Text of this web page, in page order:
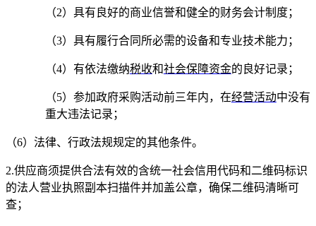
（2）具有良好的商业信誉和健全的财务会计制度；
（3）具有履行合同所必需的设备和专业技术能力；
（4）有依法缴纳税收和社会保障资金的良好记录；
（5）参加政府采购活动前三年内，在经营活动中没有
重大违法记录；
（6）法律、行政法规规定的其他条件。
2.供应商须提供合法有效的含统一社会信用代码和二维码标识
的法人营业执照副本扫描件并加盖公章，确保二维码清晰可
查；